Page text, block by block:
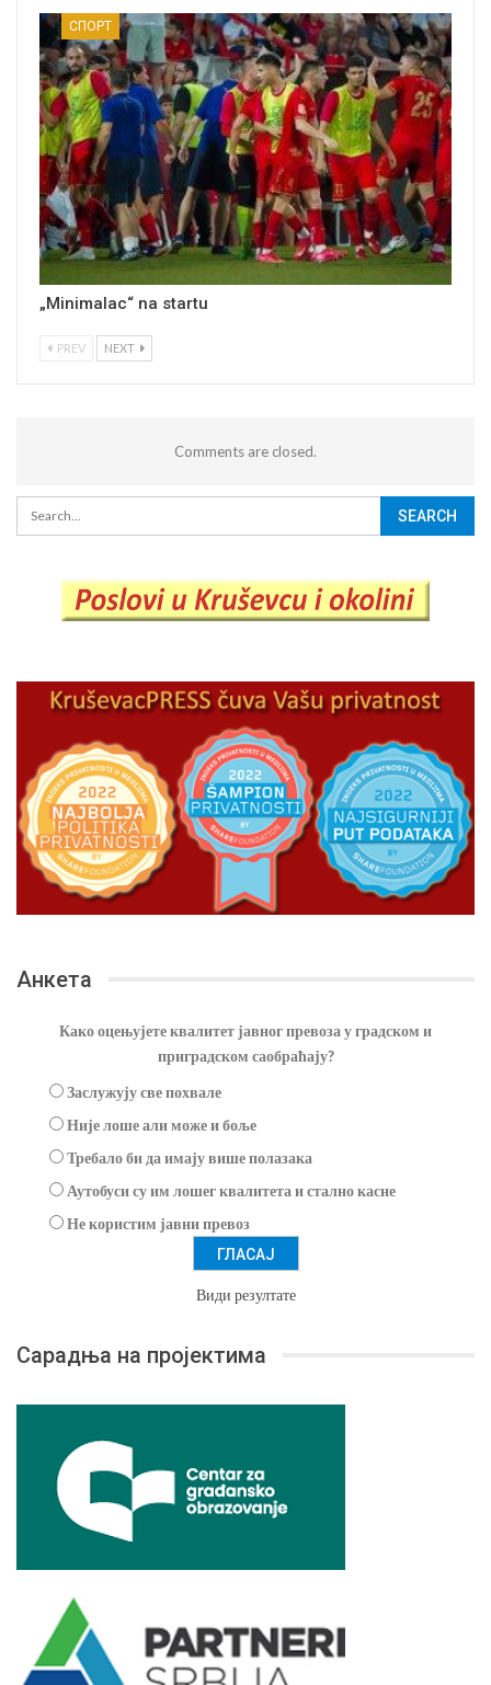
СПОРТ
„Minimalac“ na startu
PREV NEXT
Comments are closed.
Анкета
Како оцењујете квалитет јавног превоза у градском и
приградском саобраћају?
Заслужују све похвале
Није лоше али може и боље
Требало би да имају више полазака
Аутобуси су им лошег квалитета и стално касне
Не користим јавни превоз
Види резултате
Сарадња на пројектима